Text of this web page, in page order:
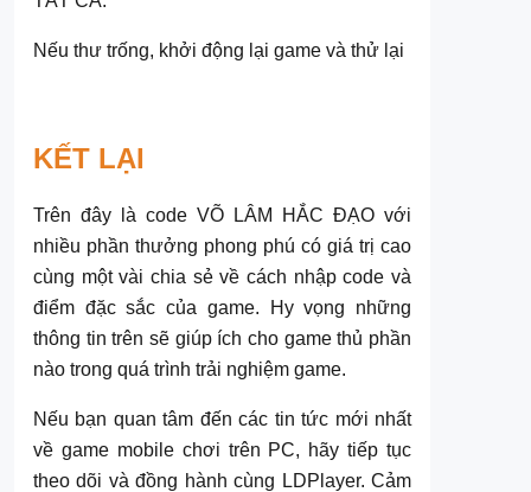
Nếu thư trống, khởi động lại game và thử lại
KẾT LẠI
Trên đây là code VÕ LÂM HẮC ĐẠO với
nhiều phần thưởng phong phú có giá trị cao
cùng một vài chia sẻ về cách nhập code và
điểm đặc sắc của game. Hy vọng những
thông tin trên sẽ giúp ích cho game thủ phần
nào trong quá trình trải nghiệm game.
Nếu bạn quan tâm đến các tin tức mới nhất
về game mobile chơi trên PC, hãy tiếp tục
theo dõi và đồng hành cùng LDPlayer. Cảm